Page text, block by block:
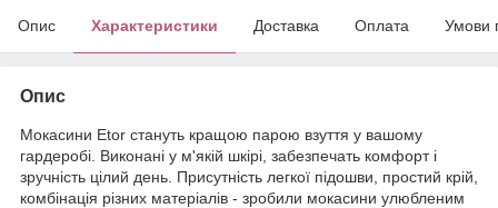
Опис Характеристики Доставка Оплата Умови
Опис
Мокасини Etor стануть кращою парою взуття у вашому
гардеробі. Виконані у м'якій шкірі, забезпечать комфорт і
зручність цілий день. Присутність легкої підошви, простий крій,
комбінація різних матеріалів - зробили мокасини улюбленим